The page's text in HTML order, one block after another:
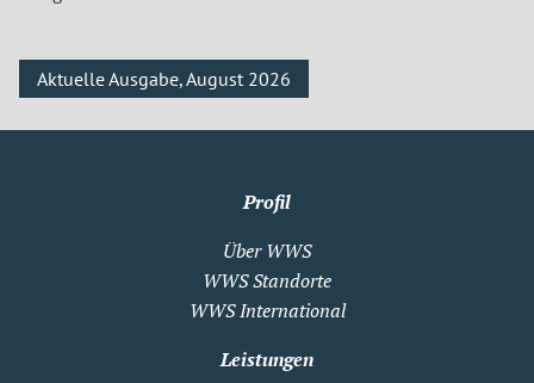
Aktuelle Ausgabe, August 2026
Profil
Über WWS
WWS Standorte
WWS International
Leistungen